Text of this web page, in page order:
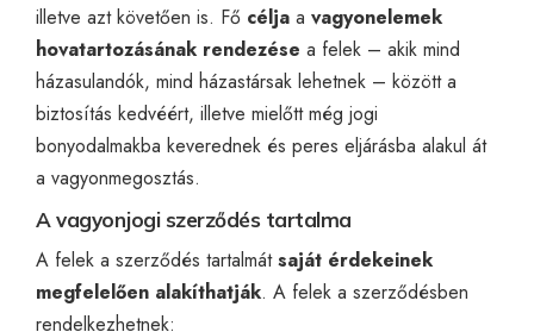
illetve azt követően is. Fő célja a vagyonelemek
hovatartozásának rendezése a felek – akik mind
házasulandók, mind házastársak lehetnek – között a
biztosítás kedvéért, illetve mielőtt még jogi
bonyodalmakba keverednek és peres eljárásba alakul át
a vagyonmegosztás.
A vagyonjogi szerződés tartalma
A felek a szerződés tartalmátsaját érdekeinek
megfelelően alakíthatják. A felek a szerződésben
rendelkezhetnek: